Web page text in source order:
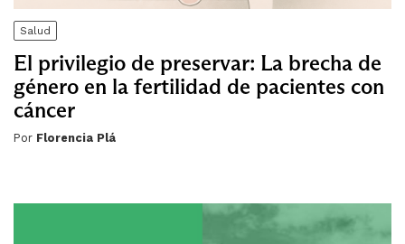
Salud
El privilegio de preservar: La brecha de
género en la fertilidad de pacientes con
cáncer
Por Florencia Plá